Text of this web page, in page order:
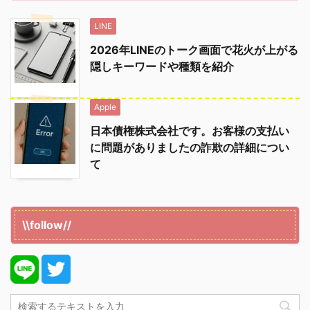
LINE
2026年LINEのトーク画面で花火が上がる
隠しキーワードや種類を紹介
Apple
日本債権株式会社です。お客様の支払い
に問題がありましたの詐欺の詳細につい
て
\\follow//